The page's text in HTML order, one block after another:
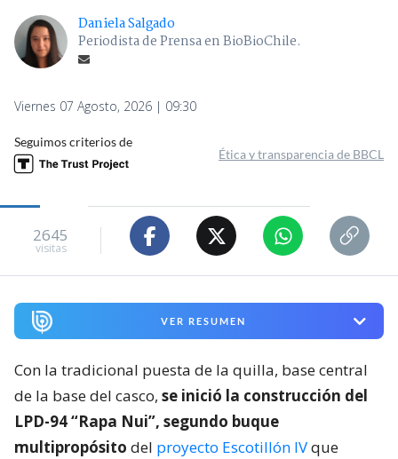
Daniela Salgado
Periodista de Prensa en BioBioChile.
Viernes 07 Agosto, 2026 | 09:30
Seguimos criterios de
Ética y transparencia de BBCL
2645
visitas
VER RESUMEN
Con la tradicional puesta de la quilla, base central
de la base del casco, se inició la construcción del
LPD-94 “Rapa Nui”, segundo buque
multipropósito del proyecto Escotillón IVque